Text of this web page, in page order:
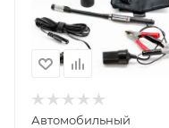
Автомобильный